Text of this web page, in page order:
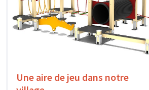
Une aire de jeu dans notre